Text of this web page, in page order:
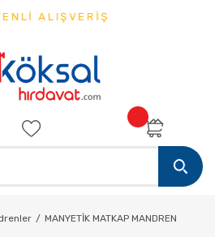
ALIŞVERİŞ
MANYETİK MATKAP MANDREN